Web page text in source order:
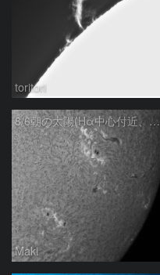
toritori
8/6朝の太陽(Hα中心付近、4498、4502付近)
Maki